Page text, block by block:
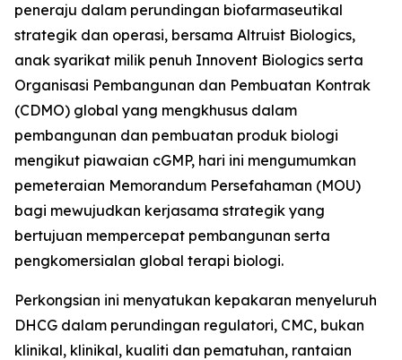
peneraju dalam perundingan biofarmaseutikal
strategik dan operasi, bersama Altruist Biologics,
anak syarikat milik penuh Innovent Biologics serta
Organisasi Pembangunan dan Pembuatan Kontrak
(CDMO) global yang mengkhusus dalam
pembangunan dan pembuatan produk biologi
mengikut piawaian cGMP, hari ini mengumumkan
pemeteraian Memorandum Persefahaman (MOU)
bagi mewujudkan kerjasama strategik yang
bertujuan mempercepat pembangunan serta
pengkomersialan global terapi biologi.
Perkongsian ini menyatukan kepakaran menyeluruh
DHCG dalam perundingan regulatori, CMC, bukan
klinikal, klinikal, kualiti dan pematuhan, rantaian